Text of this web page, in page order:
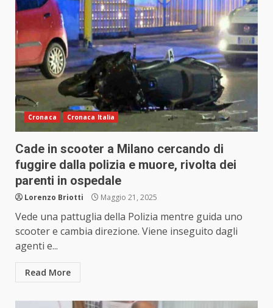
Cronaca Cronaca Italia
Cade in scooter a Milano cercando di
fuggire dalla polizia e muore, rivolta dei
parenti in ospedale
Lorenzo Briotti Maggio 21, 2025
Vede una pattuglia della Polizia mentre guida uno
scooter e cambia direzione. Viene inseguito dagli
agenti e...
Read More